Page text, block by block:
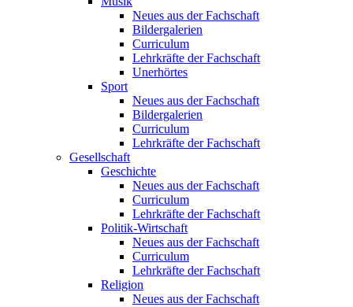
Neues aus der Fachschaft
Bildergalerien
Curriculum
Lehrkräfte der Fachschaft
Unerhörtes
Sport
Neues aus der Fachschaft
Bildergalerien
Curriculum
Lehrkräfte der Fachschaft
Gesellschaft
Geschichte
Neues aus der Fachschaft
Curriculum
Lehrkräfte der Fachschaft
Politik-Wirtschaft
Neues aus der Fachschaft
Curriculum
Lehrkräfte der Fachschaft
Religion
Neues aus der Fachschaft